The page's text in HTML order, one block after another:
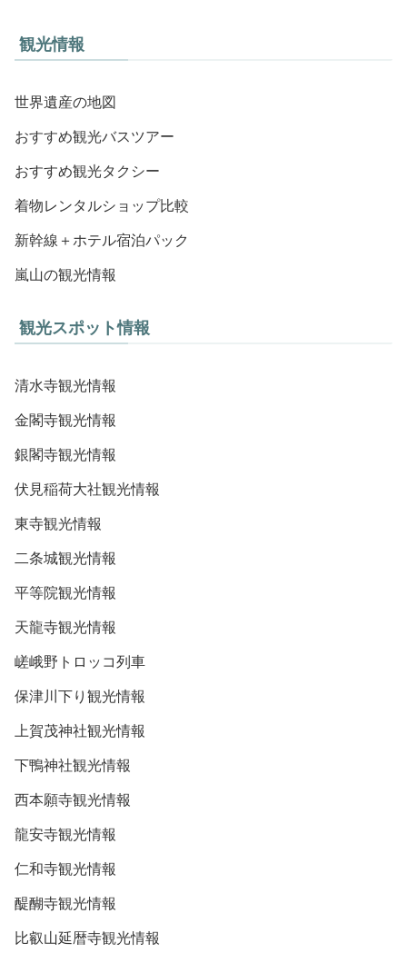
観光情報
世界遺産の地図
おすすめ観光バスツアー
おすすめ観光タクシー
着物レンタルショップ比較
新幹線＋ホテル宿泊パック
嵐山の観光情報
観光スポット情報
清水寺観光情報
金閣寺観光情報
銀閣寺観光情報
伏見稲荷大社観光情報
東寺観光情報
二条城観光情報
平等院観光情報
天龍寺観光情報
嵯峨野トロッコ列車
保津川下り観光情報
上賀茂神社観光情報
下鴨神社観光情報
西本願寺観光情報
龍安寺観光情報
仁和寺観光情報
醍醐寺観光情報
比叡山延暦寺観光情報